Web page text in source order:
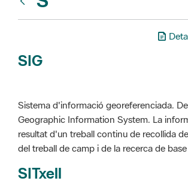
SIG
Sistema d'informació georeferenciada.
Geographic Information System. La
resultat d'un treball continu de recollida
del treball de camp i de la recerca de
SITxell